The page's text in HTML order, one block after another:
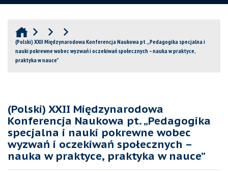
(Polski) XXII Międzynarodowa Konferencja Naukowa pt. „Pedagogika specjalna i
nauki pokrewne wobec wyzwań i oczekiwań społecznych – nauka w praktyce,
praktyka w nauce”
(Polski) XXII Międzynarodowa
Konferencja Naukowa pt. „Pedagogika
specjalna i nauki pokrewne wobec
wyzwań i oczekiwań społecznych –
nauka w praktyce, praktyka w nauce”